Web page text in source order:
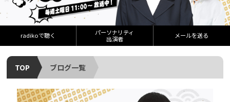
radikoで聴く
パーソナリティ
出演者
メールを送る
TOP ブログ一覧